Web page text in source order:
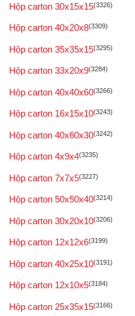
Hộp carton 30x15x15(3326)
Hộp carton 40x20x8(3309)
Hộp carton 35x35x15(3295)
Hộp carton 33x20x9(3284)
Hộp carton 40x40x60(3266)
Hộp carton 16x15x10(3243)
Hộp carton 40x60x30(3242)
Hộp carton 4x9x4(3235)
Hộp carton 7x7x5(3227)
Hộp carton 50x50x40(3214)
Hộp carton 30x20x10(3206)
Hộp carton 12x12x6(3199)
Hộp carton 40x25x10(3191)
Hộp carton 12x10x5(3184)
Hộp carton 25x35x15(3166)